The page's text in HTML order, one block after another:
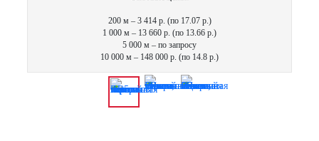
200 м – 3 414 р. (по 17.07 р.)
1 000 м – 13 660 р. (по 13.66 р.)
5 000 м – по запросу
10 000 м – 148 000 р. (по 14.8 р.)